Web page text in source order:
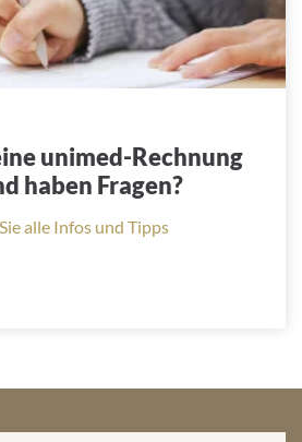
unimed-Rechnung
haben Fragen?
alle Infos und Tipps